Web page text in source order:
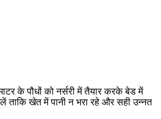
के पौधों को नर्सरी में तैयार करके बेड में
खेत में पानी न भरा रहे और सही उन्नत